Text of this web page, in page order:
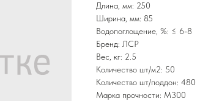
Длина, мм: 250
Ширина, мм: 85
Водопоглощение, %: ≤ 6-8
Бренд: ЛСР
Вес, кг: 2.5
Количество шт/м2: 50
Количество шт/поддон: 480
Марка прочности: М300